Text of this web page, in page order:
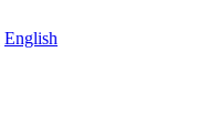
English